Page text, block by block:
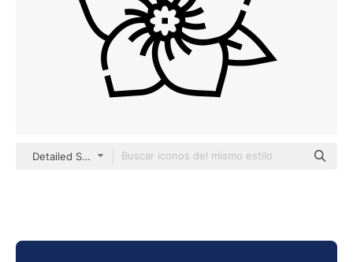
Detailed Straight Lineal